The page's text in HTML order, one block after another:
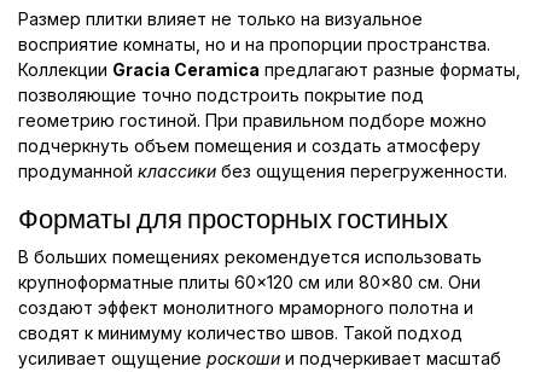
Размер плитки влияет не только на визуальное
восприятие комнаты, но и на пропорции пространства.
Коллекции Gracia Ceramica предлагают разные форматы,
позволяющие точно подстроить покрытие под
геометрию гостиной. При правильном подборе можно
подчеркнуть объем помещения и создать атмосферу
продуманной классики без ощущения перегруженности.
Форматы для просторных гостиных
В больших помещениях рекомендуется использовать
крупноформатные плиты 60×120 см или 80×80 см. Они
создают эффект монолитного мраморного полотна и
сводят к минимуму количество швов. Такой подход
усиливает ощущение роскоши и подчеркивает масштаб